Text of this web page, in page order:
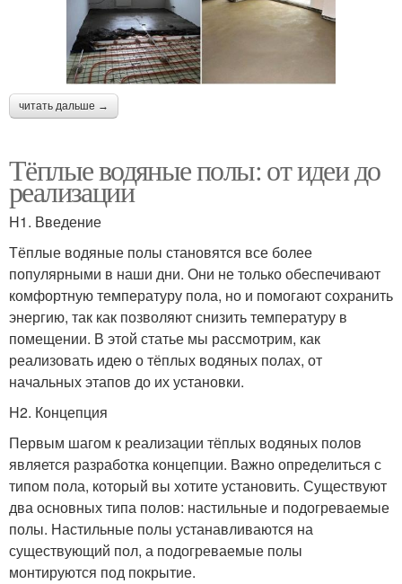
читать дальше →
Тёплые водяные полы: от идеи до
реализации
H1. Введение
Тёплые водяные полы становятся все более
популярными в наши дни. Они не только обеспечивают
комфортную температуру пола, но и помогают сохранить
энергию, так как позволяют снизить температуру в
помещении. В этой статье мы рассмотрим, как
реализовать идею о тёплых водяных полах, от
начальных этапов до их установки.
H2. Концепция
Первым шагом к реализации тёплых водяных полов
является разработка концепции. Важно определиться с
типом пола, который вы хотите установить. Существуют
два основных типа полов: настильные и подогреваемые
полы. Настильные полы устанавливаются на
существующий пол, а подогреваемые полы
монтируются под покрытие.